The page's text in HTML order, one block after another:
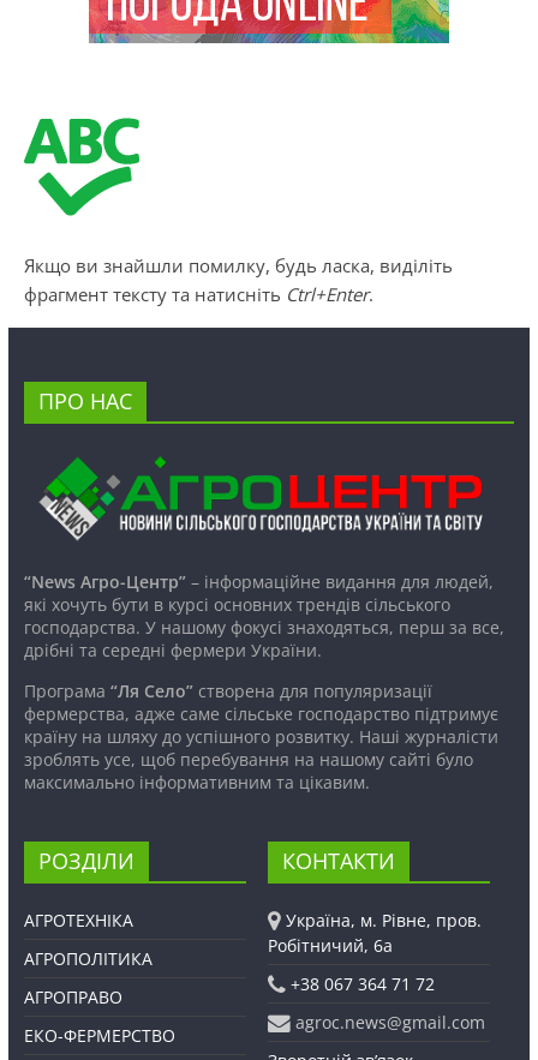
Якщо ви знайшли помилку, будь ласка, виділіть
фрагмент тексту та натисніть Ctrl+Enter.
ПРО НАС
“News Агро-Центр”– інформаційне видання для людей,
які хочуть бути в курсі основних трендів сільського
господарства. У нашому фокусі знаходяться, перш за все,
дрібні та середні фермери України.
Програма “Ля Село”створена для популяризації
фермерства, адже саме сільське господарство підтримує
країну на шляху до успішного розвитку. Наші журналісти
зроблять усе, щоб перебування на нашому сайті було
максимально інформативним та цікавим.
РОЗДІЛИ
АГРОТЕХНІКА
АГРОПОЛІТИКА
АГРОПРАВО
ЕКО-ФЕРМЕРСТВО
КОНТАКТИ
Україна, м. Рівне, пров.
Робітничий, 6а
+38 067 364 71 72
agroc.news@gmail.com